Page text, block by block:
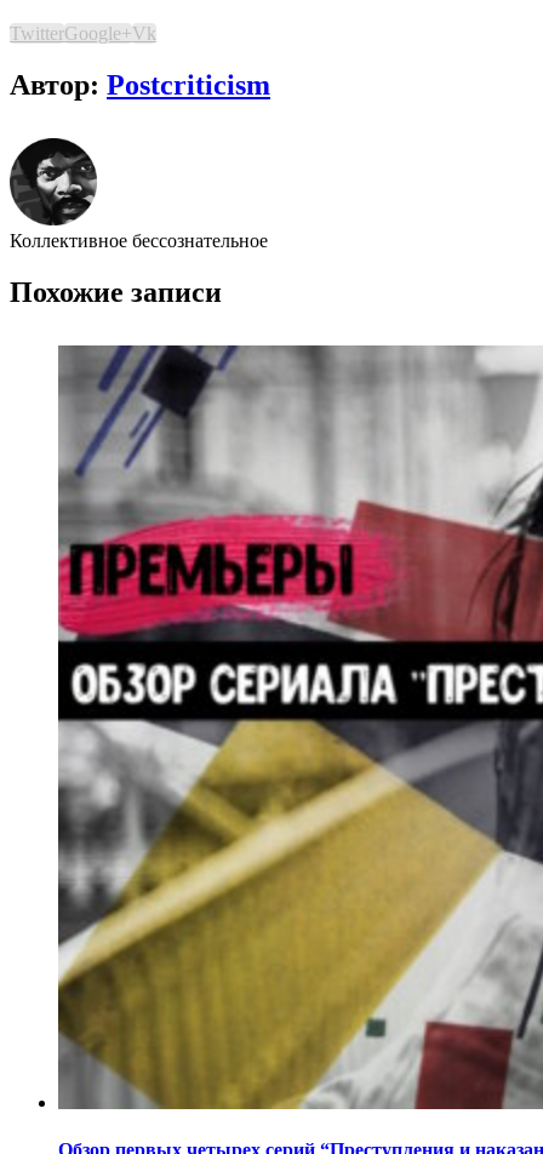
TwitterGoogle+Vk
Автор: Postcriticism
Коллективное бессознательное
Похожие записи
Обзор первых четырех серий “Преступления и